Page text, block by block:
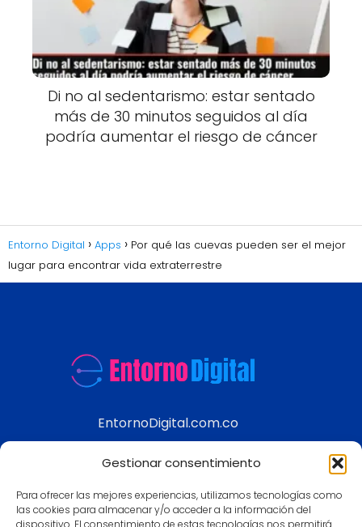
Gestionar consentimiento
Para ofrecer las mejores experiencias, utilizamos tecnologías como
las cookies para almacenar y/o acceder a la información del
dispositivo. El consentimiento de estas tecnologías nos permitirá
Di no al sedentarismo: estar sentado
más de 30 minutos seguidos al día
podría aumentar el riesgo de cáncer
Entorno Digital Apps
Por qué las cuevas pueden ser el mejor
lugar para encontrar vida extraterrestre
EntornoDigital.com.co
modernos
Aviso legal